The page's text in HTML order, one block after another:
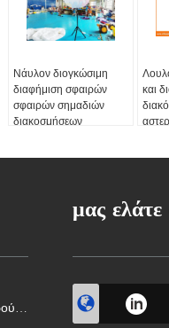
Νάυλον διογκώσιμη
διαφήμιση σφαιρών
σφαιρών σημαδιών
διακοσμήσεων
και
μας